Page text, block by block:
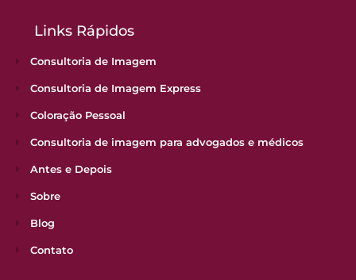
Links Rápidos
Consultoria de Imagem
Consultoria de Imagem Express
Coloração Pessoal
Consultoria de imagem para advogados e médicos
Antes e Depois
Sobre
Blog
Contato